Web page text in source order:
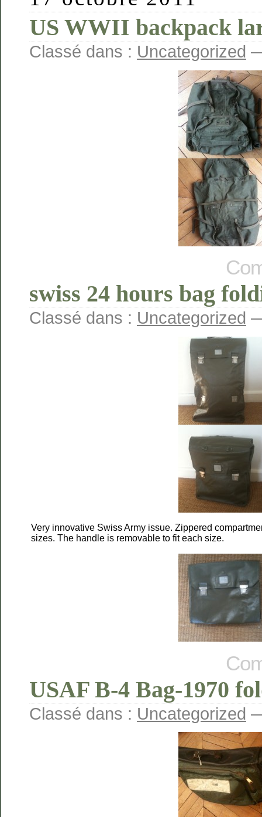
US WWII backpack
Classé dans : Uncategorized
swiss 24 hours bag
Classé dans : Uncategorized
Very innovative Swiss Army issue. Zippered
sizes. The handle is removable to fit each size.
USAF B-4 Bag-1970
Classé dans : Uncategorized